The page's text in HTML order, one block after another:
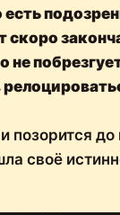
есть
скоро
не
позорится до
своё